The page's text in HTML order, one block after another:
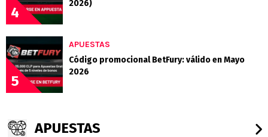
4
2026)
5
APUESTAS
Código promocional BetFury: válido en Mayo
2026
APUESTAS